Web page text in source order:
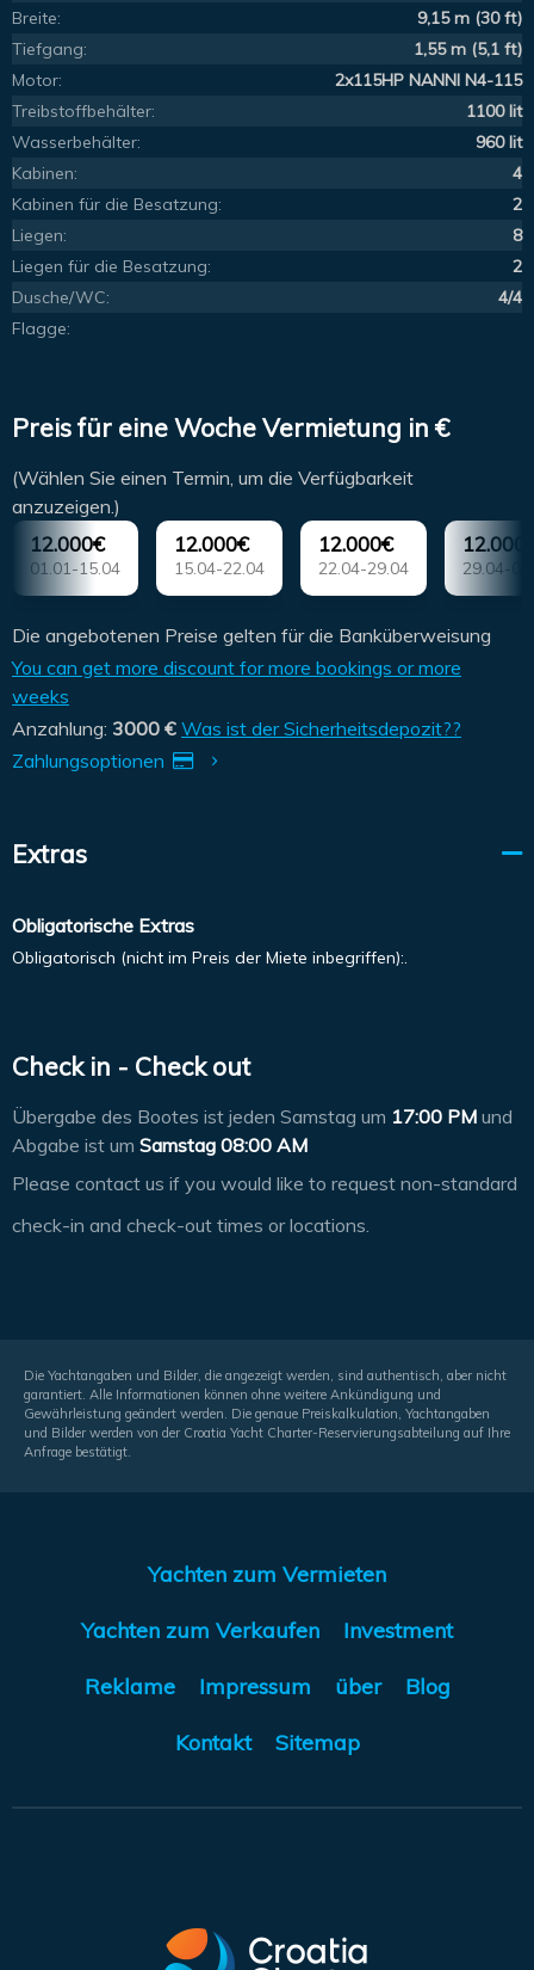
Breite:
9,15 m (30 ft)
Tiefgang:
1,55 m (5,1 ft)
Motor:
2x115HP NANNI N4-115
Treibstoffbehälter:
1100 lit
Wasserbehälter:
960 lit
Kabinen:
4
Kabinen für die Besatzung:
2
Liegen:
8
Liegen für die Besatzung:
2
Dusche/WC:
4/4
Flagge:
Preis für eine Woche Vermietung in €
(Wählen Sie einen Termin, um die Verfügbarkeit
anzuzeigen.)
12.000€
01.01-15.04
12.000€
15.04-22.04
12.000€
22.04-29.04 29.04-
Die angebotenen Preise gelten für die Banküberweisung
You can get more discount for more bookings or more
weeks
Anzahlung: 3000 € Was ist der Sicherheitsdepozit??
Zahlungsoptionen
Extras
Obligatorische Extras
Obligatorisch (nicht im Preis der Miete inbegriffen):.
Check in - Check out
Übergabe des Bootes ist jeden Samstag um 17:00 PM und
Abgabe ist um Samstag 08:00 AM
Please contact us if you would like to request non-standard
check-in and check-out times or locations.
Die Yachtangaben und Bilder, die angezeigt werden, sind authentisch, aber nicht
garantiert. Alle Informationen können ohne weitere Ankündigung und
Gewährleistung geändert werden. Die genaue Preiskalkulation, Yachtangaben
und Bilder werden von der Croatia Yacht Charter-Reservierungsabteilung auf Ihre
Anfrage bestätigt.
Yachten zum Vermieten
Yachten zum Verkaufen Investment
Reklame Impressum über Blog
Kontakt Sitemap